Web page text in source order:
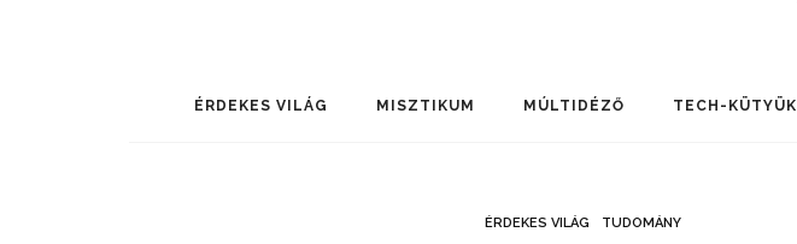
ÉRDEKES VILÁG MISZTIKUM MÚLTIDÉZŐ TECH-KÜTYÜK
ÉRDEKES VILÁG TUDOMÁNY